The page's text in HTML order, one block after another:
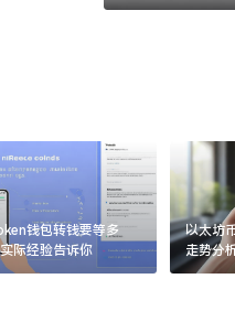
钱包转钱要等多
际经验告诉你
以太坊
走势分
涨杀跌